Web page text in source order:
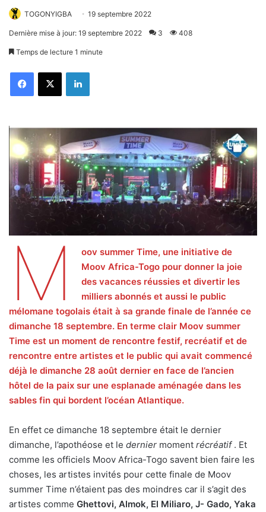
TOGONYIGBA 19 septembre 2022
Dernière mise à jour: 19 septembre 2022 3 408
Temps de lecture 1 minute
FacebookX Linkedin
M
oov summer Time, une initiative de
Moov Africa-Togo pour donner la joie
des vacances réussies et divertir les
milliers abonnés et aussi le public
mélomane togolais était à sa grande finale de l’année ce
dimanche 18 septembre. En terme clair Moov summer
Time est un moment de rencontre festif, recréatif et de
rencontre entre artistes et le public qui avait commencé
déjà le dimanche 28 août dernier en face de l’ancien
hôtel de la paix sur une esplanade aménagée dans les
sables fin qui bordent l’océan Atlantique.
En effet ce dimanche 18 septembre était le dernier
dimanche, l’apothéose et le dernier moment récréatif. Et
comme les officiels Moov Africa-Togo savent bien faire les
choses, les artistes invités pour cette finale de Moov
summer Time n’étaient pas des moindres car il s’agit des
artistes comme Ghettovi, Almok, El Miliaro, J- Gado, Yaka